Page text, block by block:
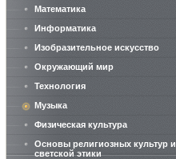
Математика
Информатика
Изобразительное искусство
Окружающий мир
Технология
Музыка
Физическая культура
Основы религиозных культур и
светской этики